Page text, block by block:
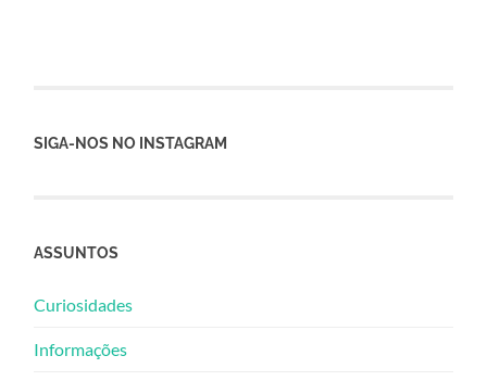
SIGA-NOS NO INSTAGRAM
ASSUNTOS
Curiosidades
Informações